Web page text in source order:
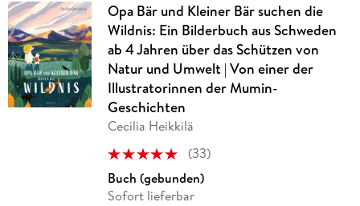
Opa Bär und Kleiner Bär suchen die
Wildnis: Ein Bilderbuch aus Schweden
ab 4 Jahren über das Schützen von
Natur und Umwelt | Von einer der
Illustratorinnen der Mumin-
Geschichten
Cecilia Heikkilä
(33)
Buch (gebunden)
Sofort lieferbar